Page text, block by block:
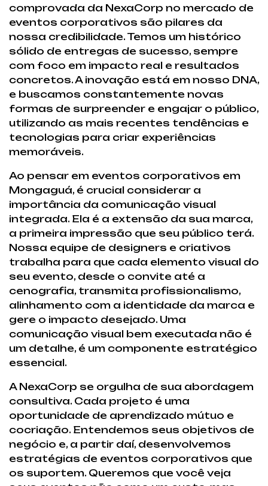
comprovada da NexaCorp no mercado de
eventos corporativos são pilares da
nossa credibilidade. Temos um histórico
sólido de entregas de sucesso, sempre
com foco em impacto real e resultados
concretos. A inovação está em nosso DNA,
e buscamos constantemente novas
formas de surpreender e engajar o público,
utilizando as mais recentes tendências e
tecnologias para criar experiências
memoráveis.
Ao pensar em eventos corporativos em
Mongaguá, é crucial considerar a
importância da comunicação visual
integrada. Ela é a extensão da sua marca,
a primeira impressão que seu público terá.
Nossa equipe de designers e criativos
trabalha para que cada elemento visual do
seu evento, desde o convite até a
cenografia, transmita profissionalismo,
alinhamento com a identidade da marca e
gere o impacto desejado. Uma
comunicação visual bem executada não é
um detalhe, é um componente estratégico
essencial.
A NexaCorp se orgulha de sua abordagem
consultiva. Cada projeto é uma
oportunidade de aprendizado mútuo e
cocriação. Entendemos seus objetivos de
negócio e, a partir daí, desenvolvemos
estratégias de eventos corporativos que
os suportem. Queremos que você veja